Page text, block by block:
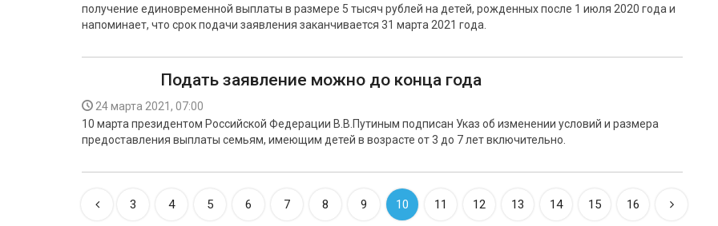
получение единовременной выплаты в размере 5 тысяч рублей на детей, рожденных после 1 июля 2020 года и
напоминает, что срок подачи заявления заканчивается 31 марта 2021 года.
Подать заявление можно до конца года
24 марта 2021, 07:00
10 марта президентом Российской Федерации В.В.Путиным подписан Указ об изменении условий и размера
предоставления выплаты семьям, имеющим детей в возрасте от 3 до 7 лет включительно.
3 4 5 6 7 8 9 10 11 12 13 14 15 16